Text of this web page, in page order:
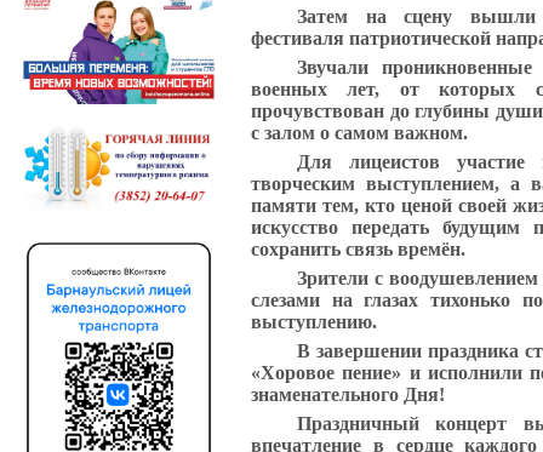
Затем на сцену вышли
фестиваля патриотической
Звучали
военных лет, от которых
прочувствован до глубины
с залом о самом важном.
Для лицеистов
творческим выступлением, а
памяти тем, кто ценой своей
искусство передать
сохранить связь времён.
Зрители с
слезами на глазах тихонько
выступлению.
В завершении праздника
«Хоровое пение» и исполнили
знаменательного Дня!
Праздничный концерт
впечатление в сердце